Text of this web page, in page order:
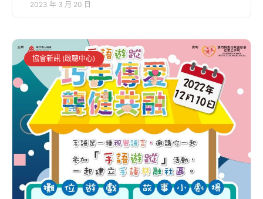
2023 年 3 月 20 日
協會新訊 (啟聰中心)